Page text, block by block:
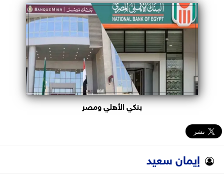
الوزارات
الأحزاب
بنكي الأهلي ومصر
إيمان سعيد